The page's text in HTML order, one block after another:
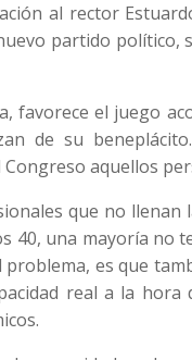
al rector
partido político,
favorece el juego
de su
aquellos
que no llenan
40, una mayoría no
es que
real a la